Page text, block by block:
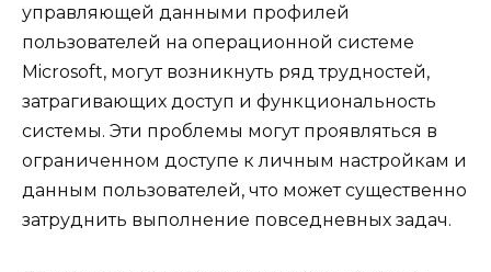
управляющей данными профилей
пользователей на операционной системе
Microsoft, могут возникнуть ряд трудностей,
затрагивающих доступ и функциональность
системы. Эти проблемы могут проявляться в
ограниченном доступе к личным настройкам и
данным пользователей, что может существенно
затруднить выполнение повседневных задач.